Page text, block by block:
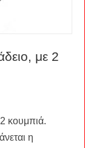
με 2
κουμπιά.
η